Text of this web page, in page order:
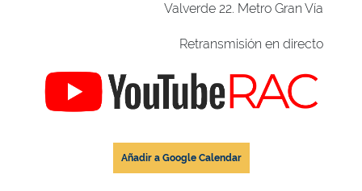
Valverde 22. Metro Gran Vía
Retransmisión en directo
Añadir a Google Calendar